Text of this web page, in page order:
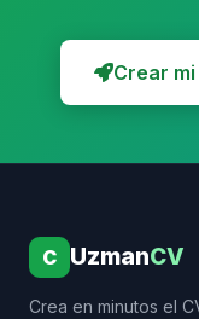
Crear mi
C UzmanCV
Crea en minutos el